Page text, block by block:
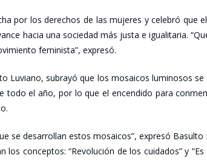
por los derechos de las mujeres y celebró que
hacia una sociedad más justa e igualitaria.
feminista”, expresó.
Luviano, subrayó que los mosaicos luminosos se
el año, por lo que el encendido para
se desarrollan estos mosaicos”, expresó Basulto
conceptos: “Revolución de los cuidados” y “Es